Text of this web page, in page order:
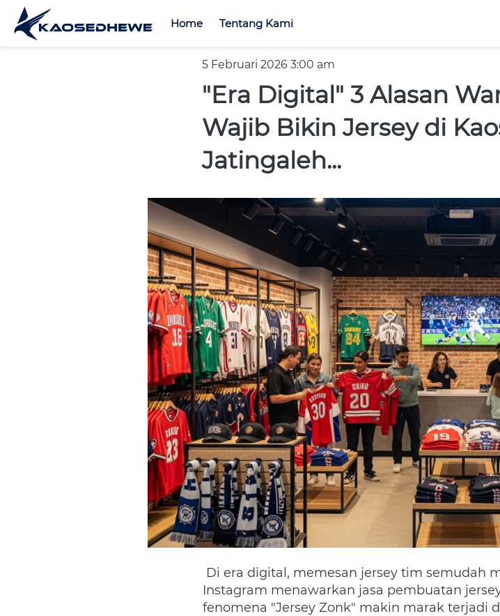
Home Tentang Kami
Home Tentang Kami
5 Februari 2026 3:00 am
"Era Digital" 3 Alasan
Wajib Bikin Jersey di
Jatingaleh...
Instagram menawarkan jasa pembuatan
fenomena "Jersey Zonk" makin marak terjadi